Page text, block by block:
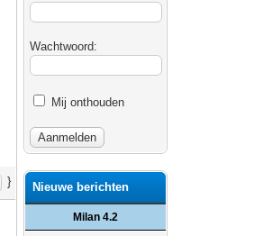
}
Wachtwoord:
Mij onthouden
Nieuwe berichten
Milan 4.2